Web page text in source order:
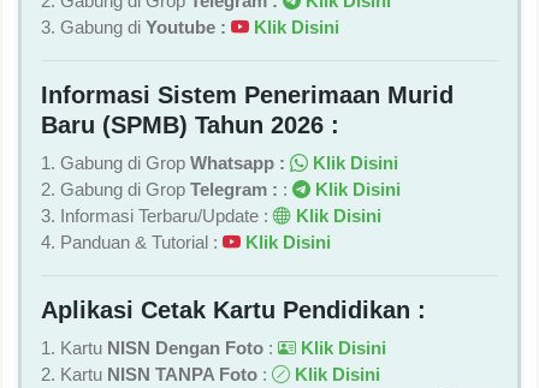
3. Gabung di Youtube : Klik Disini
Informasi Sistem Penerimaan Murid
Baru (SPMB) Tahun 2026 :
1. Gabung di Grop Whatsapp :
Klik Disini
2. Gabung di Grop Telegram : :
Klik Disini
3. Informasi Terbaru/Update :
Klik Disini
4. Panduan & Tutorial :
Klik Disini
Aplikasi Cetak Kartu Pendidikan :
1. Kartu NISN Dengan Foto :
Klik Disini
2. Kartu NISN TANPA Foto :
Klik Disini